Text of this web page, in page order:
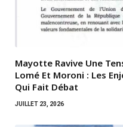
Mayotte Ravive Une
Lomé Et Moroni : Les
Qui Fait Débat
JUILLET 23, 2026